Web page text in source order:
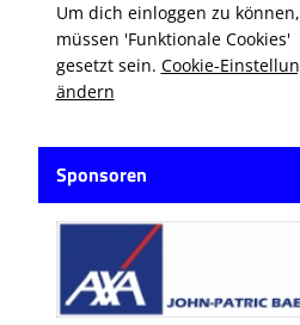
Um dich einloggen zu können,
müssen 'Funktionale Cookies'
gesetzt sein. Cookie-
ändern
Sponsoren